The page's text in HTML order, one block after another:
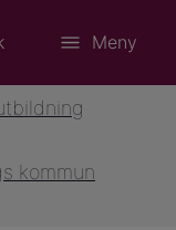
Meny
kommun